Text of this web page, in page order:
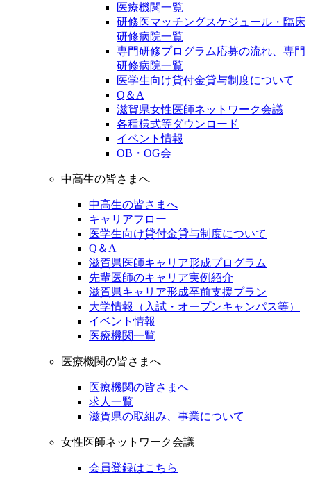
医療機関一覧
研修医マッチングスケジュール・臨床
研修病院一覧
専門研修プログラム応募の流れ、専門
研修病院一覧
医学生向け貸付金貸与制度について
Q＆A
滋賀県女性医師ネットワーク会議
各種様式等ダウンロード
イベント情報
OB・OG会
中高生の皆さまへ
中高生の皆さまへ
キャリアフロー
医学生向け貸付金貸与制度について
Q＆A
滋賀県医師キャリア形成プログラム
先輩医師のキャリア実例紹介
滋賀県キャリア形成卒前支援プラン
大学情報（入試・オープンキャンパス等）
イベント情報
医療機関一覧
医療機関の皆さまへ
医療機関の皆さまへ
求人一覧
滋賀県の取組み、事業について
女性医師ネットワーク会議
会員登録はこちら